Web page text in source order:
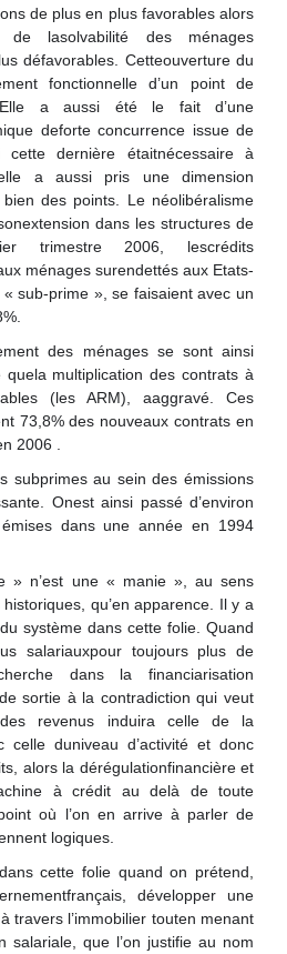
de plus en plus favorables alors
de lasolvabilité des ménages
défavorables. Cetteouverture du
fonctionnelle d’un point de
Elle a aussi été le fait d’une
deforte concurrence issue de
cette dernière étaitnécessaire à
a aussi pris une dimension
des points. Le néolibéralisme
dans les structures de
trimestre 2006, lescrédits
ménages surendettés aux Etats-
sub-prime », se faisaient avec un
des ménages se sont ainsi
multiplication des contrats à
(les ARM), aaggravé. Ces
73,8% des nouveaux contrats en
2006 .
subprimes au sein des émissions
Onest ainsi passé d’environ
dans une année en 1994
» n’est une « manie », au sens
qu’en apparence. Il y a
système dans cette folie. Quand
salariauxpour toujours plus de
dans la financiarisation
sortie à la contradiction qui veut
des revenus induira celle de la
celle duniveau d’activité et donc
alors la dérégulationfinancière et
à crédit au delà de toute
où l’on en arrive à parler de
logiques.
cette folie quand on prétend,
développer une
travers l’immobilier touten menant
salariale, que l’on justifie au nom